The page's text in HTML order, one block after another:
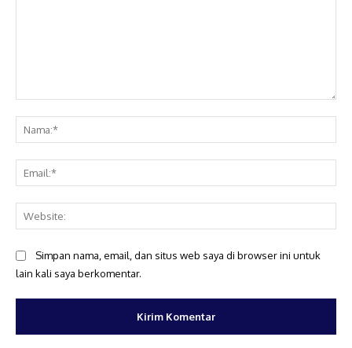
Simpan nama, email, dan situs web saya di browser ini untuk
lain kali saya berkomentar.